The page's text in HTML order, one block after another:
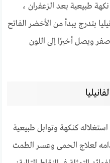
طبيعية بعد الزعفران ،
بتدرج يبدأ من الأخضر الفاتح
ويصل أخيرًا إلى اللون
استغلاله كنكهة وتوابل طبيعية
لعلاج الحمى وعسر الطمث